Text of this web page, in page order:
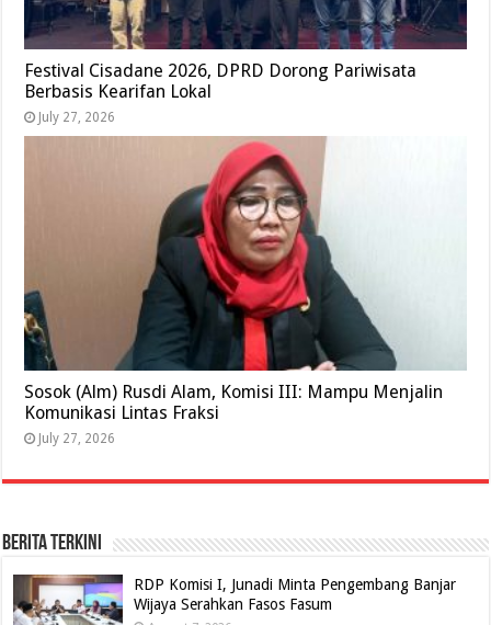
Festival Cisadane 2026, DPRD Dorong Pariwisata
Berbasis Kearifan Lokal
July 27, 2026
Sosok (Alm) Rusdi Alam, Komisi III: Mampu Menjalin
Komunikasi Lintas Fraksi
July 27, 2026
BERITA TERKINI
RDP Komisi I, Junadi Minta Pengembang Banjar
Wijaya Serahkan Fasos Fasum